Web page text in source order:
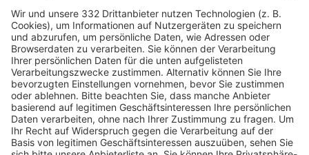
HÄUFIG BESUCHTE SEITEN
Pässe und Vereinswechsel
Trainerausbildung
Schulungsangebot Vereinsmitarbeiter
BFV-Geschäftsstellen
Trainerbörse
Login SpielPlus